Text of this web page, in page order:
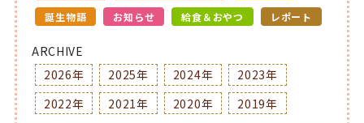
誕生物語
お知らせ 給食＆おやつ レポート
ARCHIVE
2026年
2025年 2024年
2023年
2022年
2021年 2020年 2019年